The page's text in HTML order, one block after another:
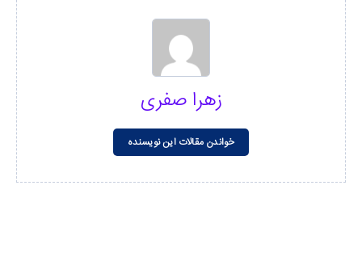
زهرا صفری
خواندن مقالات این نویسنده